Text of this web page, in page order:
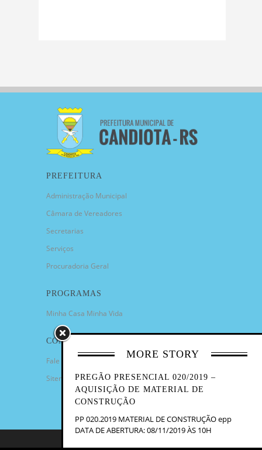
MORE STORY
PREGÃO PRESENCIAL 020/2019 –
AQUISIÇÃO DE MATERIAL DE
CONSTRUÇÃO
PP 020.2019 MATERIAL DE CONSTRUÇÃO epp
DATA DE ABERTURA: 08/11/2019 ÀS 10H
PREFEITURA
Administração Municipal
Câmara de Vereadores
Secretarias
Serviços
Procuradoria Geral
PROGRAMAS
Minha Casa Minha Vida
CONTATO
Fale Conosco
Sitemap